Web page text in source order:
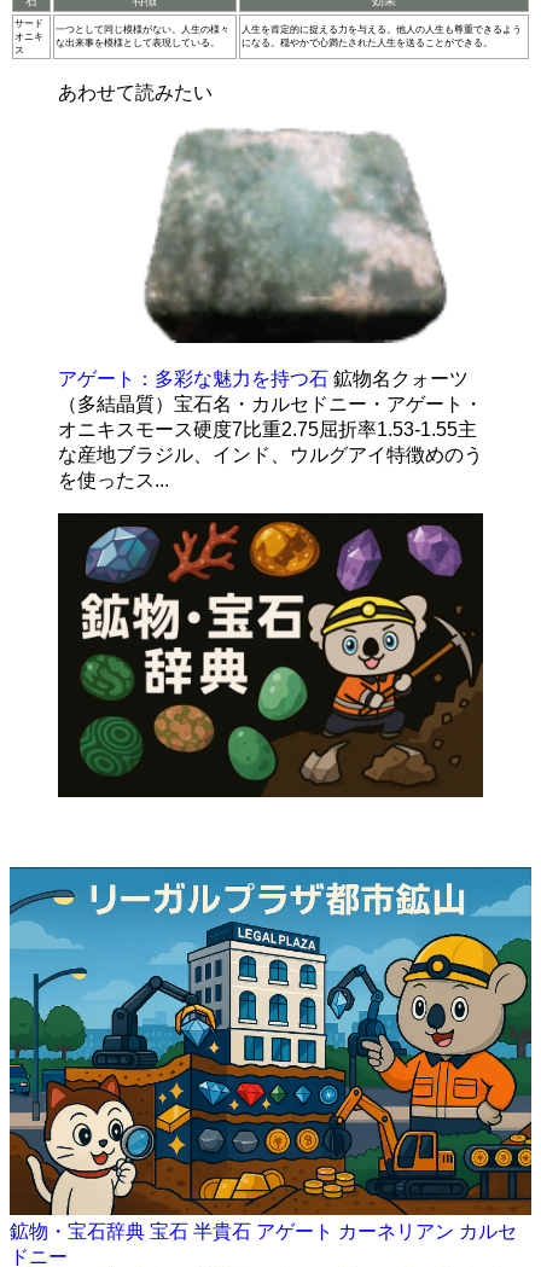
サード
オニキ
ス
一つとして同じ模様がない。人生の様々
な出来事を模様として表現している。
人生を肯定的に捉える力を与える。他人の人生も尊重できるよう
になる。穏やかで心満たされた人生を送ることができる。
あわせて読みたい
アゲート：多彩な魅力を持つ石 鉱物名クォーツ
（多結晶質）宝石名・カルセドニー・アゲート・
オニキスモース硬度7比重2.75屈折率1.53-1.55主
な産地ブラジル、インド、ウルグアイ特徴めのう
を使ったス...
鉱物・宝石辞典 宝石 半貴石 アゲート カーネリアン カルセ
ドニー